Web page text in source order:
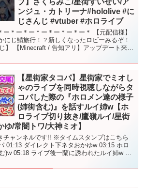
ンジュ・カトリーナ#hololive #に
じさんじ #vtuber #ホロライブ
ー＊ー＊ー＊ー＊ー＊ー＊ー＊ 【元配信様】
にじ鯖旅行！？新しくなったロビーみるぞ！
】 【Minecraft / 告知アリ】アップデート来
【星街家タコパ】星街家でミオし
ゃのライブを同時視聴しながらタ
コパした際の『ホロメン達の様子
(姉街含む)』を話すルイ姉w【ホ
ロライブ切り抜き/鷹嶺ルイ/星街
/常闇トワ/大神ミオ】
チャンネルです!! ※タイムスタンプはこちら
01:13 ダイレクト下ネタおかゆw 03:15 ホロ
)w 05:18 ライブ後一蘭に誘われたルイ姉w ☆